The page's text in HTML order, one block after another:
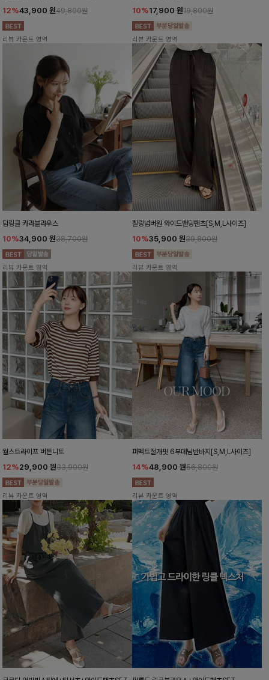
12%43,900 원49,800원
리뷰 카운트 영역
10%17,900 원19,800원
리뷰 카운트 영역
덤링클 카라블라우스
10%34,900 원38,700원
리뷰 카운트 영역
찰랑넘버원 와이드밴딩팬츠[S,M,L사이즈]
10%35,900 원39,800원
리뷰 카운트 영역
월스트라이프 버튼니트
12%29,900 원33,900원
리뷰 카운트 영역
퍼펙트절개핏 6부데님반바지[S,M,L사이즈]
14%48,900 원56,800원
리뷰 카운트 영역